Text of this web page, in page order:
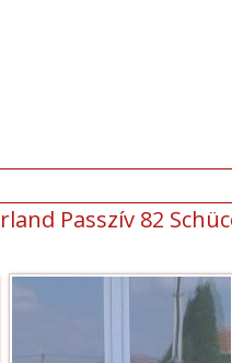
Passzív 82